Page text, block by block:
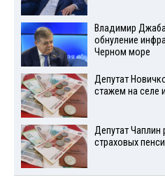
Владимир
обнуление
Черном море
Депутат
стажем на селе
Депутат Чаплин
страховых